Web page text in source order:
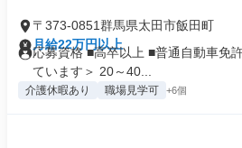
〒373-0851群馬県太田市飯田町
月給22万円以上
応募資格 ■高卒以上 ■普通自動車免
ています＞ 20～40...
介護休暇あり 職場見学可 +6個